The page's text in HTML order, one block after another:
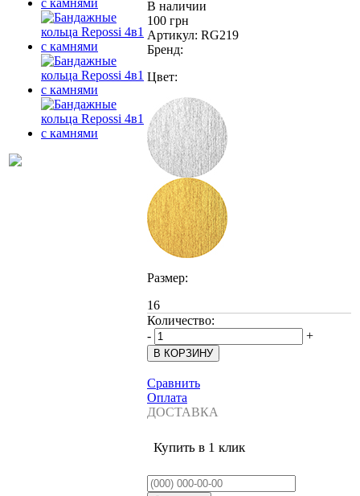
В наличии
100 грн
Артикул: RG219
Бренд:
Цвет:
Размер:
16
Количество:
-
+
Сравнить
Оплата
ДОСТАВКА
Купить в 1 клик